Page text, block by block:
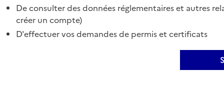
De consulter des données réglementaires et autres
créer un compte)
D'effectuer vos demandes de permis et certificats